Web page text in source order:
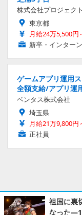
株式会社プロジェク
東京都
月給24万5,500円
新卒・インターン
ゲームアプリ運用
全額支給/アプリ運
ベンタス株式会社
埼玉県
月給21万9,800円
正社員
祖国に裏
なった